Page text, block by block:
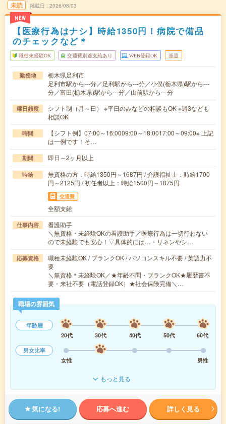
未読
NEW
掲載日 2026/08/03
【医療行為はナシ】時給1350円！病院で備品
のチェックなど＊
職種未経験OK 交通費別途支給あり WEB登録OK 派遣
勤務地
栃木県足利市
足利市駅から---分／足利駅から---分／小俣(栃木県)駅から---
分／富田(栃木県)駅から---分／山前駅から---分
曜日頻度
シフト制（月～日） ※平日のみなどの相談もOK ※週3なども
相談OK
時間
【シフト例】07:00～16:0009:00～18:0017:00～09:00※ 上記
は一例です！そ…
期間 即日～2ヶ月以上
時給
無資格の方：時給1350円～1687円 / 介護福祉士：時給1700
円～2125円 / 初任者以上：時給1500円～1875円
交通費
全額支給
仕事内容
看護助手
＼無資格・未経験OKの看護助手／医療行為は一切行わない
ので未経験でも安心！▽具体的には…・リネンやシ…
応募資格
職種未経験OK / ブランクOK / パソコンスキル不要 / 英語力不
要
＼無資格＊未経験OK／★年齢不問・ブランクOK★履歴書不
要・来社不要（電話登録OK）★社会保険完備＼…
職場の雰囲気
年齢層
20代
30代 40代 50代
60代
男女比率
女性
男性
もっと見る
気になる! 応募へ進む 詳しく見る